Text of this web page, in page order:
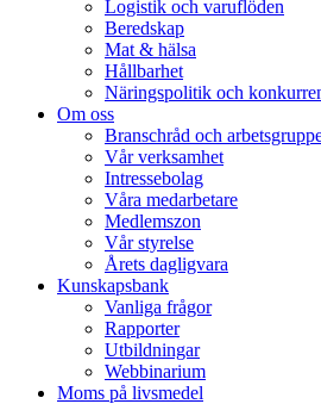
Logistik och varuflöden
Beredskap
Mat & hälsa
Hållbarhet
Näringspolitik och
Om oss
Branschråd och
Vår verksamhet
Intressebolag
Våra medarbetare
Medlemszon
Vår styrelse
Årets dagligvara
Kunskapsbank
Vanliga frågor
Rapporter
Utbildningar
Webbinarium
Moms på livsmedel